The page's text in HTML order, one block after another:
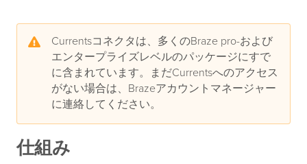
Currentsコネクタは、多くのBraze pro-および
エンタープライズレベルのパッケージにすで
に含まれています。まだCurrentsへのアクセス
がない場合は、Brazeアカウントマネージャー
に連絡してください。
仕組み